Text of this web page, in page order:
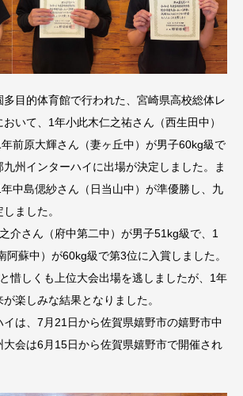
多目的体育館で行われた、宮崎県高校総体レ
いて、1年小此木仁之祐さん（西生田中）
前原大輝さん（妻ヶ丘中）が男子60kg級で
州インターハイに出場が決定しました。ま
中島偲紗さん（日当山中）が準優勝し、九
ました。
介さん（府中第二中）が男子51kg級で、1
阿蘇中）が60kg級で第3位に入賞しました。
惜しくも上位大会出場を逃しましたが、1年
楽しみな結果となりました。
は、7月21日から佐賀県嬉野市の嬉野市中
会は6月15日から佐賀県嬉野市で開催され